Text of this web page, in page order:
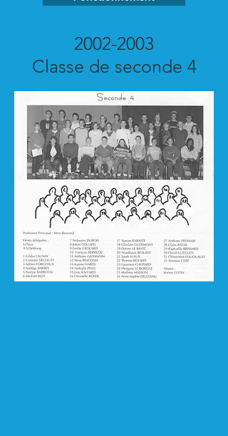
2002-2003
Classe de seconde 4